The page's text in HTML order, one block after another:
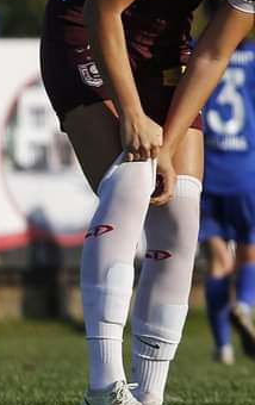
novu
uzastopna